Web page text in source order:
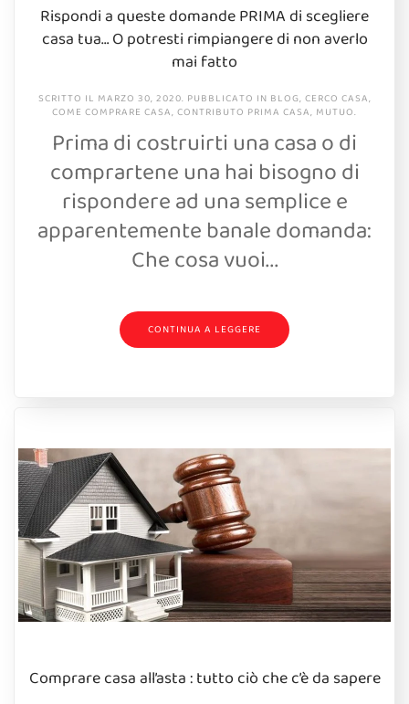
Rispondi a queste domande PRIMA di scegliere
casa tua… O potresti rimpiangere di non averlo
mai fatto
SCRITTO IL MARZO 30, 2020. PUBBLICATO IN BLOG, CERCO CASA,
COME COMPRARE CASA, CONTRIBUTO PRIMA CASA, MUTUO.
Prima di costruirti una casa o di
comprartene una hai bisogno di
rispondere ad una semplice e
apparentemente banale domanda:
Che cosa vuoi...
CONTINUA A LEGGERE
Comprare casa all’asta : tutto ciò che c’è da sapere